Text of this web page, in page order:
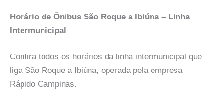
Horário de Ônibus São Roque a Ibiúna – Linha
Intermunicipal
Confira todos os horários da linha intermunicipal que
liga São Roque a Ibiúna, operada pela empresa
Rápido Campinas.